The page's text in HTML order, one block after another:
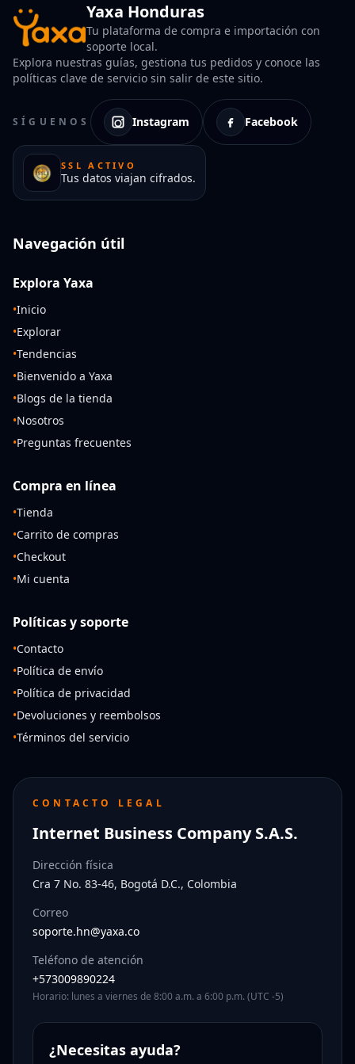
Yaxa Honduras
Tu plataforma de compra e importación con
soporte local.
Explora nuestras guías, gestiona tus pedidos y conoce las
políticas clave de servicio sin salir de este sitio.
SÍGUENOS Instagram Facebook
SSL ACTIVO
Tus datos viajan cifrados.
Navegación útil
Explora Yaxa
•Inicio
•Explorar
•Tendencias
•Bienvenido a Yaxa
•Blogs de la tienda
•Nosotros
•Preguntas frecuentes
Compra en línea
•Tienda
•Carrito de compras
•Checkout
•Mi cuenta
Políticas y soporte
•Contacto
•Política de envío
•Política de privacidad
•Devoluciones y reembolsos
•Términos del servicio
CONTACTO LEGAL
Internet Business Company S.A.S.
Dirección física
Cra 7 No. 83-46, Bogotá D.C., Colombia
Correo
soporte.hn@yaxa.co
Teléfono de atención
+573009890224
Horario: lunes a viernes de 8:00 a.m. a 6:00 p.m. (UTC -5)
¿Necesitas ayuda?